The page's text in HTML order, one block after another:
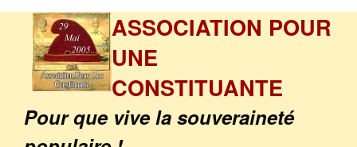
ASSOCIATION POUR
UNE
CONSTITUANTE
Pour que vive la souveraineté